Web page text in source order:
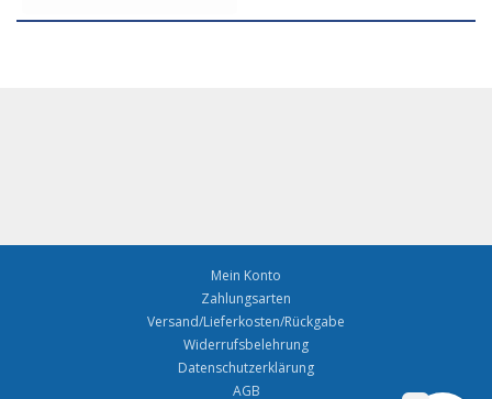
Mein Konto
Zahlungsarten
Versand/Lieferkosten/Rückgabe
Widerrufsbelehrung
Datenschutzerklärung
AGB